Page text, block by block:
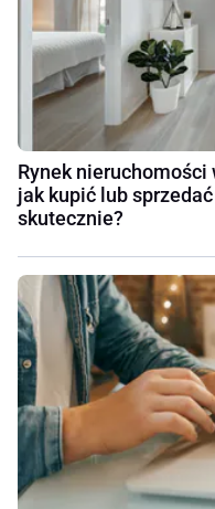
Rynek
jak kupić lub
skutecznie?